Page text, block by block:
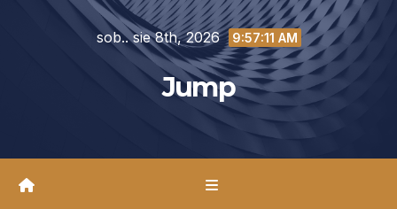
sob.. sie 8th, 2026 9:57:13 AM
Jump